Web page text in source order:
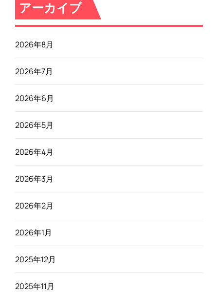
アーカイブ
2026年8月
2026年7月
2026年6月
2026年5月
2026年4月
2026年3月
2026年2月
2026年1月
2025年12月
2025年11月